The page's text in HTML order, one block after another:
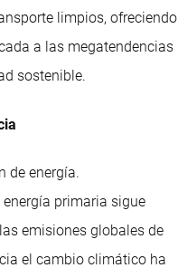
limpios, ofreciendo
a las megatendencias
sostenible.
de energía.
primaria sigue
emisiones globales de
el cambio climático ha